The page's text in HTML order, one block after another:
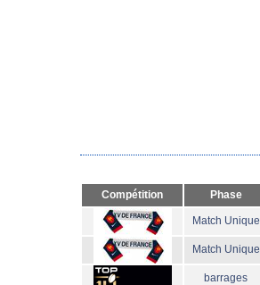
Compétition Phase
Match Unique
Match Unique
barrages